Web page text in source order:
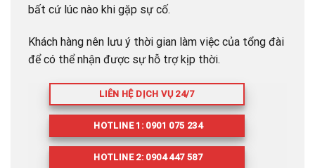
bất cứ lúc nào khi gặp sự cố.
Khách hàng nên lưu ý thời gian làm việc của tổng đài
để có thể nhận được sự hỗ trợ kịp thời.
LIÊN HỆ DỊCH VỤ 24/7
HOTLINE 1: 0901 075 234
HOTLINE 2: 0904 447 587